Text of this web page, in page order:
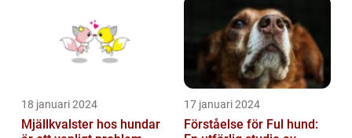
18 januari 2024
Mjällkvalster hos hundar
17 januari 2024
Förståelse för Ful hund: